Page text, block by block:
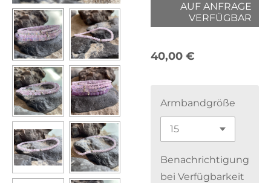
AUF ANFRAGE
VERFÜGBAR
40,00 €
Armbandgröße
Benachrichtigung
bei Verfügbarkeit